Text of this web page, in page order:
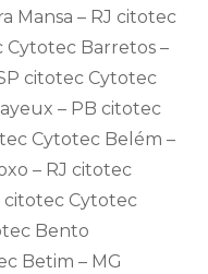
Mansa – RJ citotec
Cytotec Barretos –
citotec Cytotec
– PB citotec
Cytotec Belém –
– RJ citotec
citotec Cytotec
Bento
Betim – MG